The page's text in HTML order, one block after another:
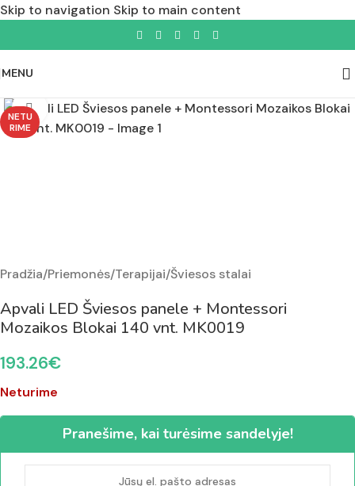
Skip to navigation Skip to main content
MENU
NETU
RIME
Padidinti nuotrauką
Pradžia/Priemonės/Terapijai/Šviesos stalai
Apvali LED Šviesos panele + Montessori
Mozaikos Blokai 140 vnt. MK0019
193.26€
Neturime
Pranešime, kai turėsime sandelyje!